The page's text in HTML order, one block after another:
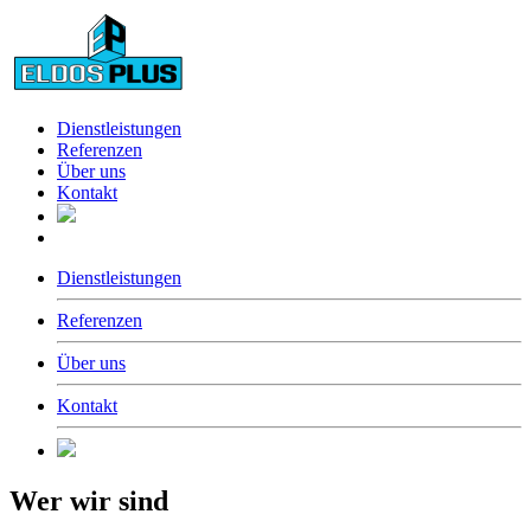
Dienstleistungen
Referenzen
Über uns
Kontakt
Dienstleistungen
Referenzen
Über uns
Kontakt
Wer wir sind